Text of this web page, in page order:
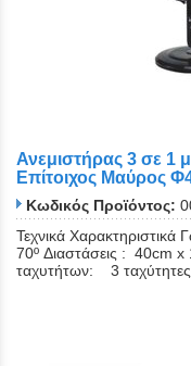
Ανεμιστήρας 3 σε 1
Επίτοιχος Μαύρος
Κωδικός Προϊόντος:
Τεχνικά Χαρακτηριστικά
70º Διαστάσεις : 40cm
ταχυτήτων: 3